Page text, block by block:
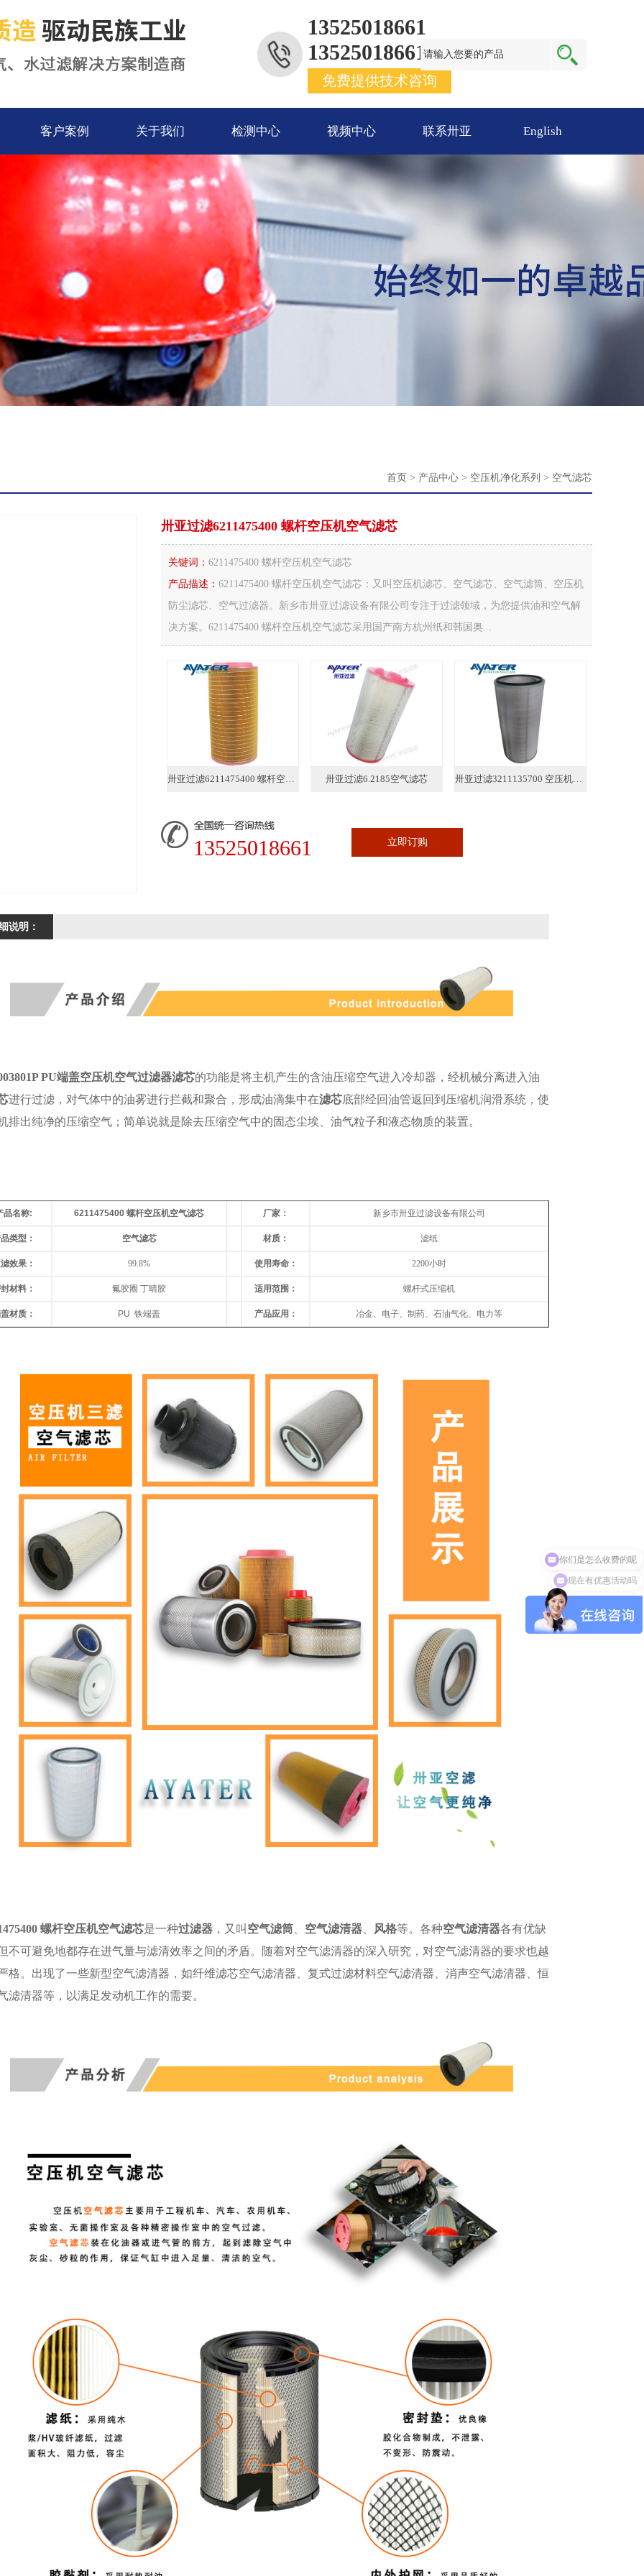
13525018661
13525018661
免费提供技术咨询
客户案例 关于我们 检测中心 视频中心 联系卅亚 English
首页 > 产品中心 > 空压机净化系列 > 空气滤芯
卅亚过滤6211475400 螺杆空压机空气滤芯
关键词： 6211475400 螺杆空压机空气滤芯
产品描述： 6211475400 螺杆空压机空气滤芯：又叫空压机滤芯、空气滤芯、空气滤筒、空压机
防尘滤芯、空气过滤器。新乡市卅亚过滤设备有限公司专注于过滤领域，为您提供油和空气解
决方案。6211475400 螺杆空压机空气滤芯采用国产南方杭州纸和韩国奥...
卅亚过滤6.2185空气滤芯
13525018661 立即订购
说明：
PU端盖空压机空气过滤器滤芯的功能是将主机产生的含油压缩空气进入冷却器，经机械分离进入油
进行过滤，对气体中的油雾进行拦截和聚合，形成油滴集中在滤芯底部经回油管返回到压缩机润滑系统，使
排出纯净的压缩空气；简单说就是除去压缩空气中的固态尘埃、油气粒子和液态物质的装置。
品名称: 6211475400 螺杆空压机空气滤芯 厂家： 新乡市卅亚过滤设备有限公司
类型： 空气滤芯 材质： 滤纸
效果： 99.8% 使用寿命： 2200小时
材料： 氟胶圈 丁晴胶 适用范围 ： 螺杆式压缩机
材质： PU 铁端盖 产品应用： 冶金、电子、制药、石油气化、电力等
螺杆空压机空气滤芯是一种过滤器 ，又叫 空气滤筒 空气滤清器 风格等。 各种空气滤清器各有优缺
不可避免地都存在进气量与滤清效率之间的矛盾。随着对空气滤清器的深入研究，对空气滤清器的要求也越
格。出现了一些新型空气滤清器 ，如纤维滤芯空气滤清器 复式过滤材料空气滤清器 消声空气滤清器 、恒
滤清器等，以满足发动机工作的需要。